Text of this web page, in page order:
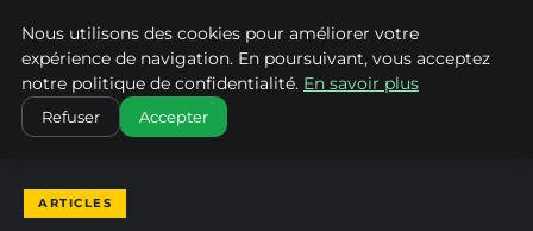
CLIMATECHANGENEBRASKA
ACCUEIL POLITIQUES ENVIRONNEMENTALES
ARTICLES
Nous utilisons des cookies pour améliorer votre
expérience de navigation. En poursuivant, vous acceptez
notre politique de confidentialité. En savoir plus
Refuser Accepter